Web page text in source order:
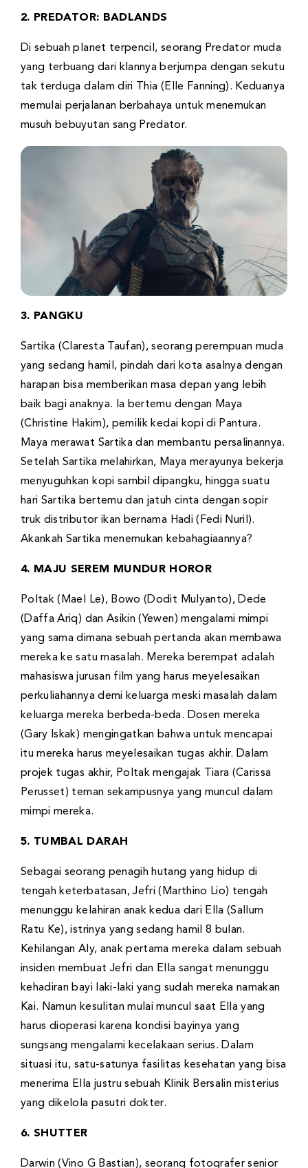
2. PREDATOR: BADLANDS
Di sebuah planet terpencil, seorang Predator muda
yang terbuang dari klannya berjumpa dengan sekutu
tak terduga dalam diri Thia (Elle Fanning). Keduanya
memulai perjalanan berbahaya untuk menemukan
musuh bebuyutan sang Predator.
3. PANGKU
Sartika (Claresta Taufan), seorang perempuan muda
yang sedang hamil, pindah dari kota asalnya dengan
harapan bisa memberikan masa depan yang lebih
baik bagi anaknya. Ia bertemu dengan Maya
(Christine Hakim), pemilik kedai kopi di Pantura.
Maya merawat Sartika dan membantu persalinannya.
Setelah Sartika melahirkan, Maya merayunya bekerja
menyuguhkan kopi sambil dipangku, hingga suatu
hari Sartika bertemu dan jatuh cinta dengan sopir
truk distributor ikan bernama Hadi (Fedi Nuril).
Akankah Sartika menemukan kebahagiaannya?
4. MAJU SEREM MUNDUR HOROR
Poltak (Mael Le), Bowo (Dodit Mulyanto), Dede
(Daffa Ariq) dan Asikin (Yewen) mengalami mimpi
yang sama dimana sebuah pertanda akan membawa
mereka ke satu masalah. Mereka berempat adalah
mahasiswa jurusan film yang harus meyelesaikan
perkuliahannya demi keluarga meski masalah dalam
keluarga mereka berbeda-beda. Dosen mereka
(Gary Iskak) mengingatkan bahwa untuk mencapai
itu mereka harus meyelesaikan tugas akhir. Dalam
projek tugas akhir, Poltak mengajak Tiara (Carissa
Perusset) teman sekampusnya yang muncul dalam
mimpi mereka.
5. TUMBAL DARAH
Sebagai seorang penagih hutang yang hidup di
tengah keterbatasan, Jefri (Marthino Lio) tengah
menunggu kelahiran anak kedua dari Ella (Sallum
Ratu Ke), istrinya yang sedang hamil 8 bulan.
Kehilangan Aly, anak pertama mereka dalam sebuah
insiden membuat Jefri dan Ella sangat menunggu
kehadiran bayi laki-laki yang sudah mereka namakan
Kai. Namun kesulitan mulai muncul saat Ella yang
harus dioperasi karena kondisi bayinya yang
sungsang mengalami kecelakaan serius. Dalam
situasi itu, satu-satunya fasilitas kesehatan yang bisa
menerima Ella justru sebuah Klinik Bersalin misterius
yang dikelola pasutri dokter.
6. SHUTTER
Darwin (Vino G Bastian), seorang fotografer senior